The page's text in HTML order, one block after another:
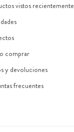
vistos recientemente
comprar
y devoluciones
frecuentes